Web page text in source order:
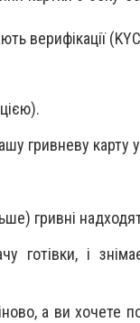
верифікації
гривневу карту
гривні
готівки, і
а ви хочете